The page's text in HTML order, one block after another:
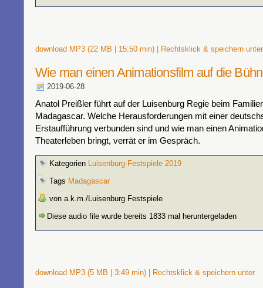
download MP3 (22 MB | 15:50 min) | Rechtsklick & speichern unter
Wie man einen Animationsfilm auf die
2019-06-28
Anatol Preißler führt auf der Luisenburg Regie beim
Madagascar. Welche Herausforderungen mit einer
Erstaufführung verbunden sind und wie man einen
Theaterleben bringt, verrät er im Gespräch.
Kategorien Luisenburg-Festspiele 2019
Tags Madagascar
von a.k.m./Luisenburg Festspiele
Diese audio file wurde bereits 1833 mal heruntergeladen
download MP3 (5 MB | 3:49 min) | Rechtsklick & speichern unter